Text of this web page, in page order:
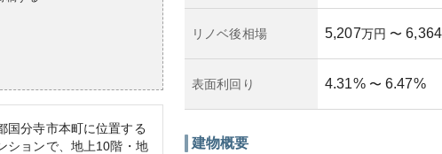
国分寺市本町に位置する
ションで、地上10階・地
リノベ後相場 5,207万円 〜 6,364
表面利回り 4.31% 〜 6.47%
建物概要